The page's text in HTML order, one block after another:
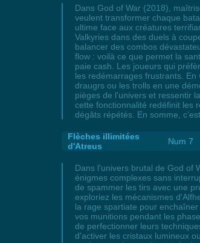
Dans God of War (2018),
veulent transformer chaque
ultime face aux créatures
Valkyries dans des duels à
balancer des combos
flow : voilà ce que permet la
paie cash. Les joueurs qui
les redémarrages frustrants.
draugrs ou les trolls en une
pièges de l’univers et ressentir
cette fonctionnalité redéfinit les
dégâts répétés. En somme,
Flèches illimitées
d'Atreus
Num 7
Dans l'univers brutal de God of
énigmes complexes sans
de spammer les tirs avec une
exploriez les mécanismes
la rage spartiate pour
vos munitions pendant les
de perfectionner leurs
d'activer les cristaux lumineux